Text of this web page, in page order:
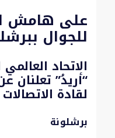
على هامش
للجوال
الاتحاد
“أريدُ” تعلنان
لقادة
برشلونة